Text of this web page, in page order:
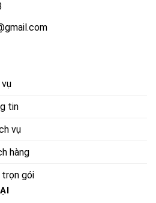
tin
vụ
hàng
trọn gói